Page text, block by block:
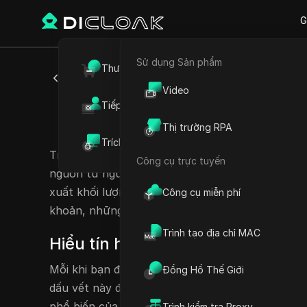
Thương mại điện tử
Tiếp thị liên kết
Trích xuất dữ liệu web
Sử dụng Sản phẩm
Video
Thị trường RPA
Công cụ trực tuyến
Công cụ miễn phí
Trình tạo địa chỉ MAC
Đồng Hồ Thế Giới
Quay lại
Tín hiệu
Tín hiệu chống cạo đóng vai trò là chỉ báo
nguồn từ người dùng thực sự. Các trang web
xuất khối lượng lớn dữ liệu. Đối với các doanh
khoản, những tín hiệu này thường là lý do chính
Hiểu tín hiệu chống cạo: Những
Mỗi khi bạn điều hướng đến một trang mới,
dấu vết này đi chệch khỏi hành vi điển hình của